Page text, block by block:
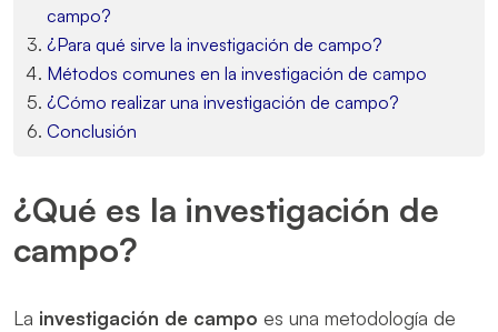
campo?
¿Para qué sirve la investigación de campo?
Métodos comunes en la investigación de campo
¿Cómo realizar una investigación de campo?
Conclusión
¿Qué es la investigación de
campo?
La investigación de campo es una metodología de